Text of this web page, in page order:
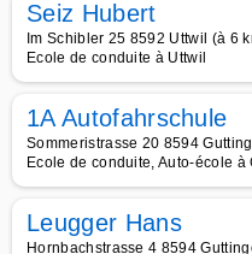
Seiz Hubert
Im Schibler 25 8592 Uttwil (à 6
Ecole de conduite à Uttwil
1A Autofahrschule
Sommeristrasse 20 8594
Ecole de conduite, Auto-école à
Leugger Hans
Hornbachstrasse 4 8594